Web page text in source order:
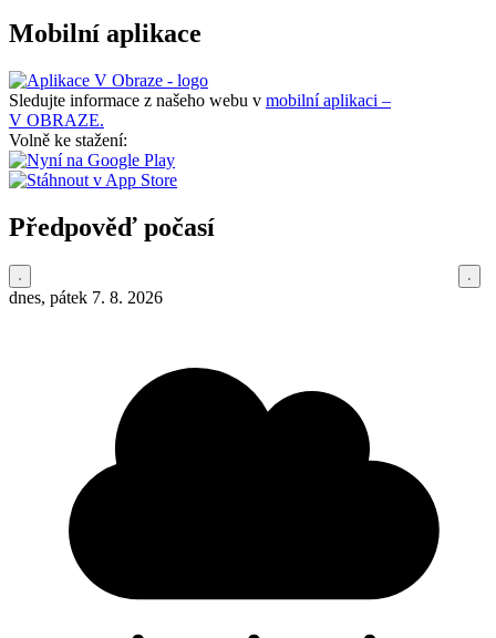
Mobilní aplikace
Sledujte informace z našeho webu v mobilní aplikaci –
V OBRAZE.
Volně ke stažení:
Předpověď počasí
dnes, pátek 7. 8. 2026